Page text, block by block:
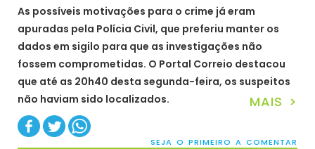
As possíveis motivações para o crime já eram
apuradas pela Polícia Civil, que preferiu manter os
dados em sigilo para que as investigações não
fossem comprometidas. O Portal Correio destacou
que até as 20h40 desta segunda-feira, os suspeitos
não haviam sido localizados.
MAIS >
SEJA O PRIMEIRO A COMENTAR